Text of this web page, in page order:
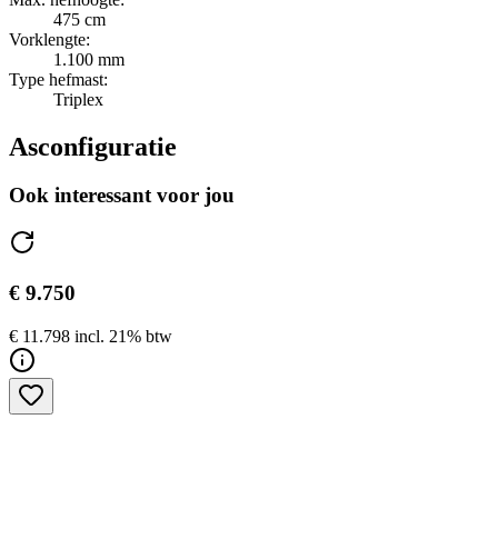
475 cm
Vorklengte:
1.100 mm
Type hefmast:
Triplex
Asconfiguratie
Ook interessant voor jou
€ 9.750
€ 11.798 incl. 21% btw